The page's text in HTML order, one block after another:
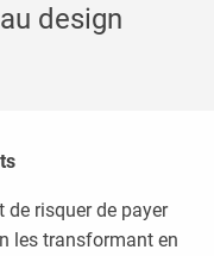
design
de risquer de payer
les transformant en